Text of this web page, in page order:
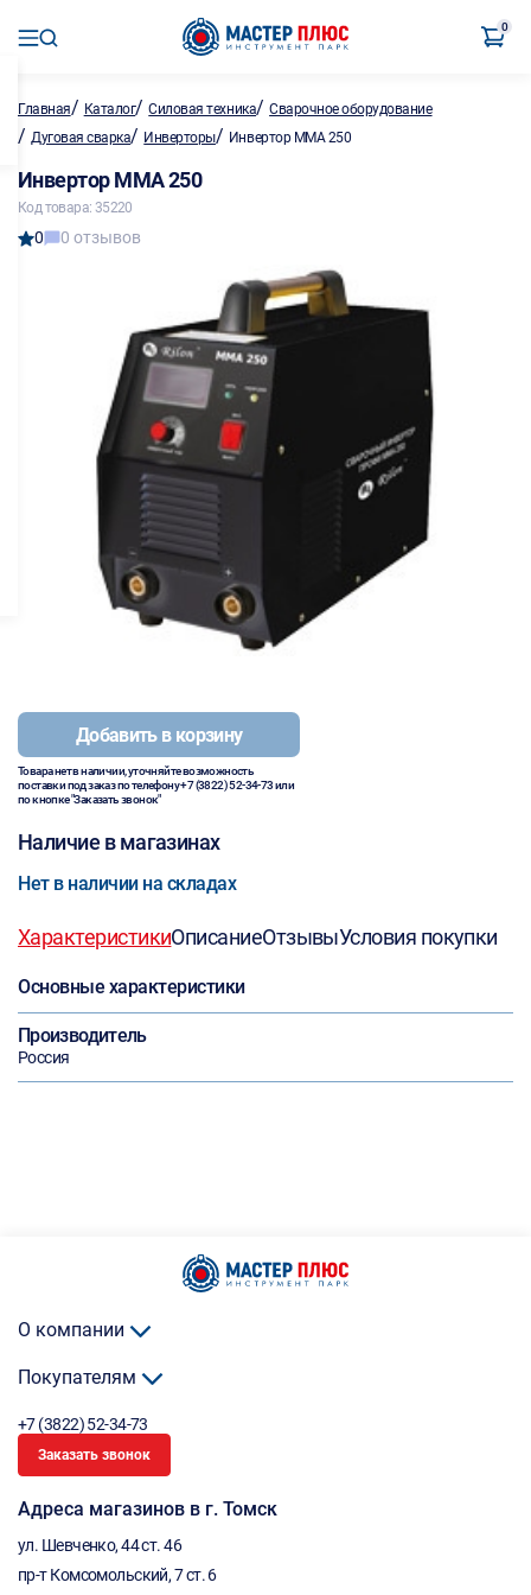
0
Главная/ Каталог/Силовая техника/Сварочное оборудование
/ Дуговая сварка/ Инверторы/ Инвертор MMA 250
Инвертор MMA 250
Код товара: 35220
0 0 отзывов
Добавить в корзину
Товара нет в наличии, уточняйте возможность
поставки под заказ по телефону+7 (3822) 52-34-73или
по кнопке "Заказать звонок"
Наличие в магазинах
Нет в наличии на складах
ХарактеристикиОписаниеОтзывыУсловия покупки
Основные характеристики
Производитель
Россия
О компании
Покупателям
+7 (3822) 52-34-73
Заказать звонок
Адреса магазинов в г. Томск
ул. Шевченко, 44 ст. 46
пр-т Комсомольский, 7 ст. 6